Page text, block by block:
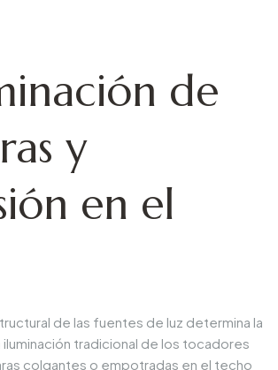
de
y
en el
de las fuentes de luz determina la
iluminación tradicional de los tocadores
colgantes o empotradas en el techo